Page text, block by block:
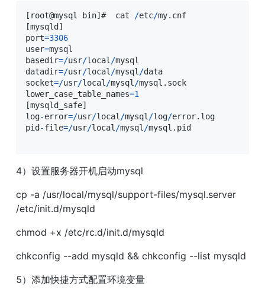
[ root@mysql bin] #  cat /etc/my.
[mysqld ]
port=3306
user=mysql
basedir=/usr/local /mysql
datadir=/usr/local /mysql /data
socket=/usr/local /mysql /mysql . sock
lower_case_table_names=1
[mysqld_safe]
log-error=/usr/local /mysql /log/error. log
pid -file=/usr/local /mysql /mysql . pid
4）设置服务器开机启动mysql
cp -a /usr/local/mysql/support-files/mysql.server
/etc/init.d/mysqld
chmod +x /etc/rc.d/init.d/mysqld
chkconfig --add mysqld && chkconfig --list mysqld
5）添加快捷方式配置环境变量